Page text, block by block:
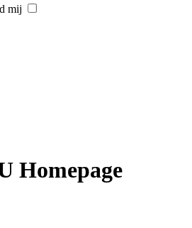
mij
Homepage